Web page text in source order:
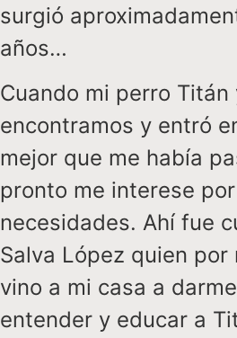
surgió
años…
Cuando mi perro Titán
encontramos y entró
mejor que me había
pronto me interese
necesidades. Ahí fue
Salva López quien por
vino a mi casa a
entender y educar a